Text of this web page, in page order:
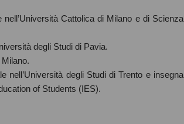
Cattolica di Milano e di Scienza
degli Studi di Pavia.
nell’Università degli Studi di Trento e insegna
of Students (IES).